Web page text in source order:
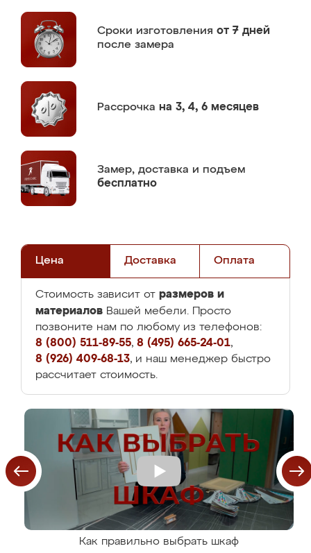
Сроки изготовления от 7 дней
после замера
Рассрочка на 3, 4, 6 месяцев
Замер, доставка и подъем
бесплатно
Цена Доставка Оплата
Стоимость зависит от размеров и
материалов Вашей мебели. Просто
позвоните нам по любому из телефонов:
8 (800) 511-89-55, 8 (495) 665-24-01,
8 (926) 409-68-13, и наш менеджер быстро
рассчитает стоимость.
Как правильно выбрать шкаф